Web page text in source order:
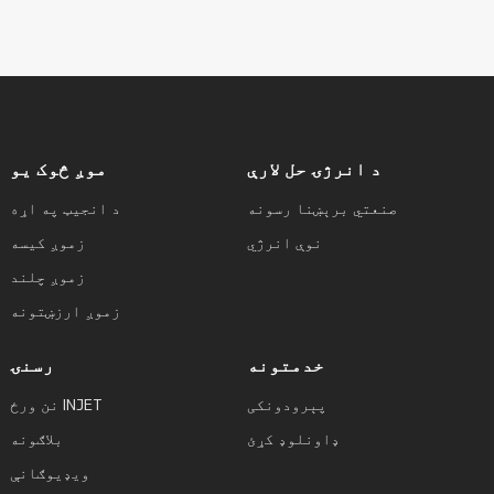
موږ څوک یو
د انجیټ په اړه
زموږ کیسه
زموږ چلند
زموږ ارزښتونه
د انرژۍ حل لارې
صنعتي برېښنا رسونه
نوې انرژي
رسنۍ
نن ورځ INJET
بلاګونه
ویډیوګانې
خدمتونه
پېرودونکی
ډاونلوډ کړئ